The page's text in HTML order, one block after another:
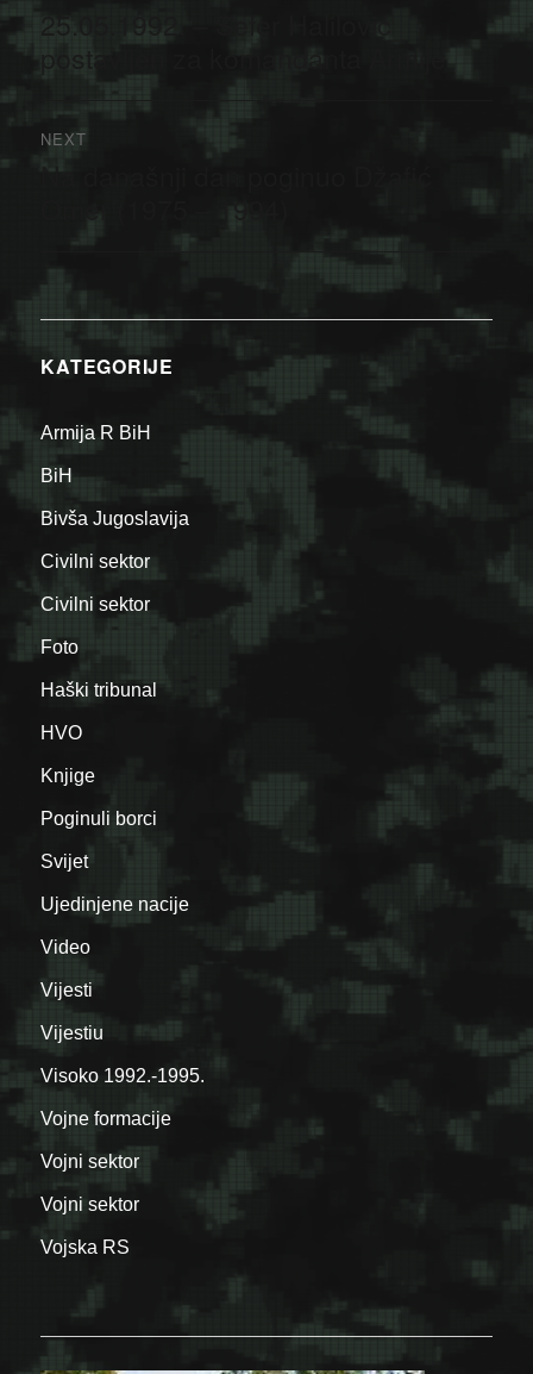
članaka
Previous
25.05.1992. – Sefer Halilović
postavljen za komandanta Armije
NEXT
Next
Na današnji dan poginuo Džafić
Omer (1975 – 1994)
KATEGORIJE
Armija R BiH
BiH
Bivša Jugoslavija
Civilni sektor
Civilni sektor
Foto
Haški tribunal
HVO
Knjige
Poginuli borci
Svijet
Ujedinjene nacije
Video
Vijesti
Vijestiu
Visoko 1992.-1995.
Vojne formacije
Vojni sektor
Vojni sektor
Vojska RS